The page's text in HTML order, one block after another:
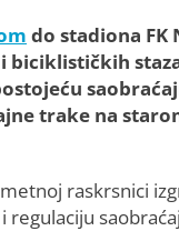
do stadiona FK
trake na
raskrsnici